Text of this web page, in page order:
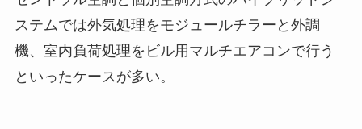
ステムでは外気処理をモジュールチラーと外調
機、室内負荷処理をビル用マルチエアコンで行う
といったケースが多い。